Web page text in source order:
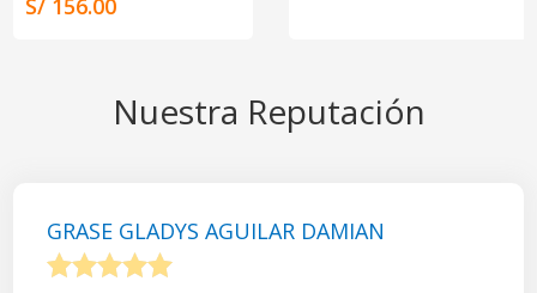
S/ 156.00
Nuestra Reputación
GRASE GLADYS AGUILAR DAMIAN